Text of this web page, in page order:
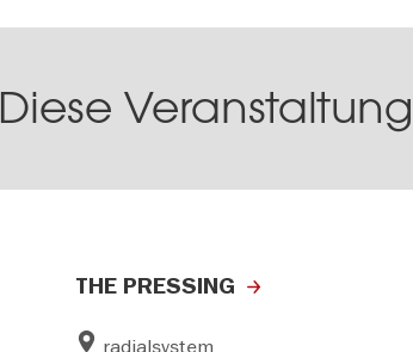
Diese
THE PRESSING
radialsystem